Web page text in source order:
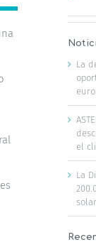
La
el
La